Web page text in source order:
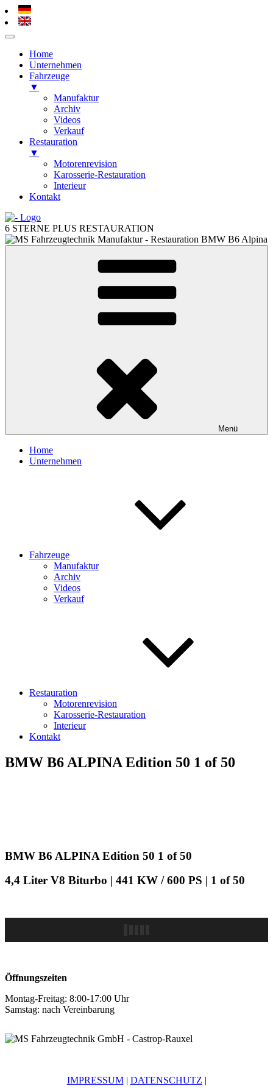
Home
Unternehmen
Fahrzeuge
▼
Manufaktur
Archiv
Videos
Verkauf
Restauration
▼
Motorenrevision
Karosserie-Restauration
Interieur
Kontakt
Zum
Inhalt
springen
6 STERNE PLUS RESTAURATION
Zum
Inhalt
Menü
Home
Unternehmen
Fahrzeuge
Manufaktur
Archiv
Videos
Verkauf
Restauration
Motorenrevision
Karosserie-Restauration
Interieur
Kontakt
BMW B6 ALPINA Edition 50 1 of 50
BMW B6 ALPINA Edition 50 1 of 50
4,4 Liter V8 Biturbo | 441 KW / 600 PS | 1 of 50
Öffnungszeiten
Montag-Freitag: 8:00-17:00 Uhr
Samstag: nach Vereinbarung
IMPRESSUM| DATENSCHUTZ |